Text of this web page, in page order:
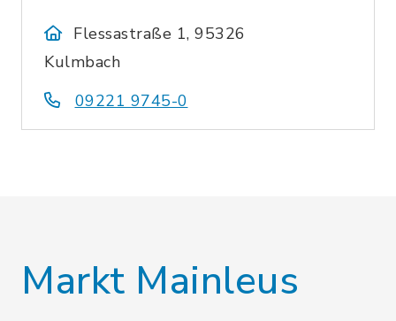
Flessastraße 1, 95326
Kulmbach
09221 9745-0
Markt Mainleus